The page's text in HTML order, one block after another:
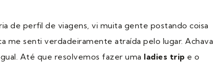
de perfil de viagens, vi muita gente postando coisa
me senti verdadeiramente atraída pelo lugar. Achava
Até que resolvemos fazer uma ladies trip e o